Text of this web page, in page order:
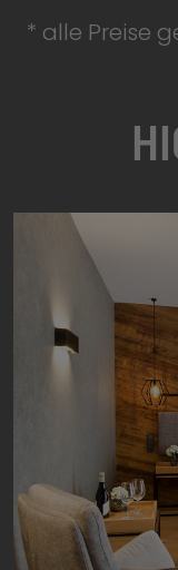
* alle Preise